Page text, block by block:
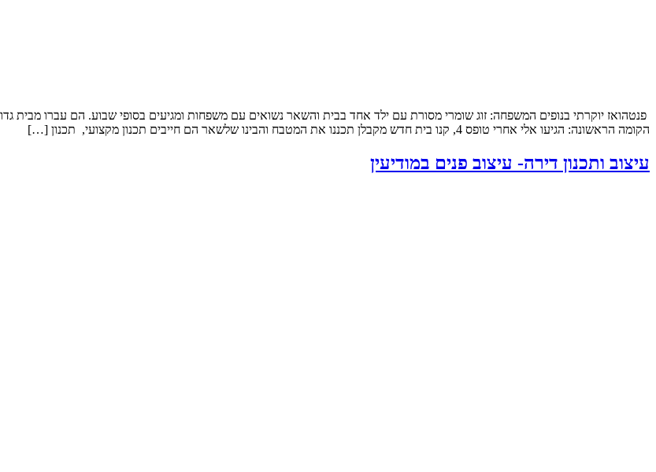
הקומה הראשונה: הגיעו אלי אחרי טופס 4, קנו בית חדש מקבלן תכננו את המטבח והבינו שלשאר הם חייבים תכנון מקצועי, תכנון […]
עיצוב ותכנון דירה- עיצוב פנים במודיעין